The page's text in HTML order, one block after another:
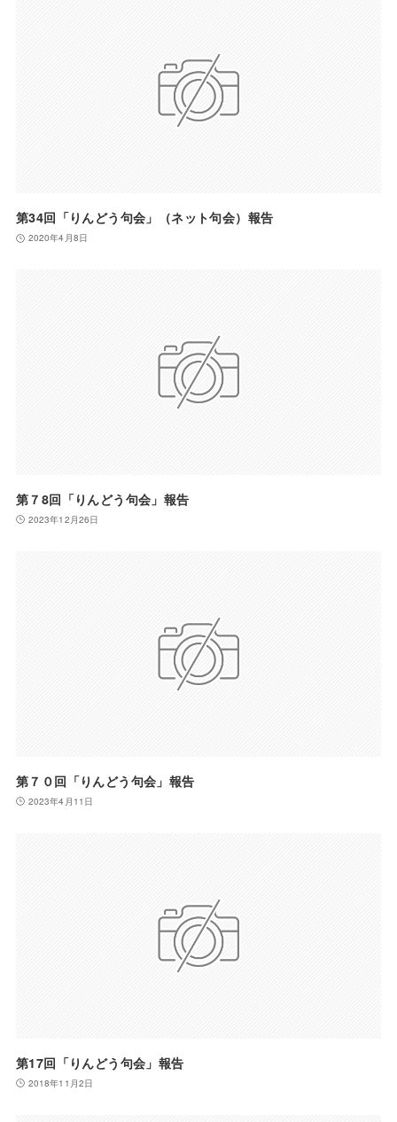
第34回「りんどう句会」（ネット句会）報告
2020年4月8日
第７8回「りんどう句会」報告
2023年12月26日
第７０回「りんどう句会」報告
2023年4月11日
第17回「りんどう句会」報告
2018年11月2日